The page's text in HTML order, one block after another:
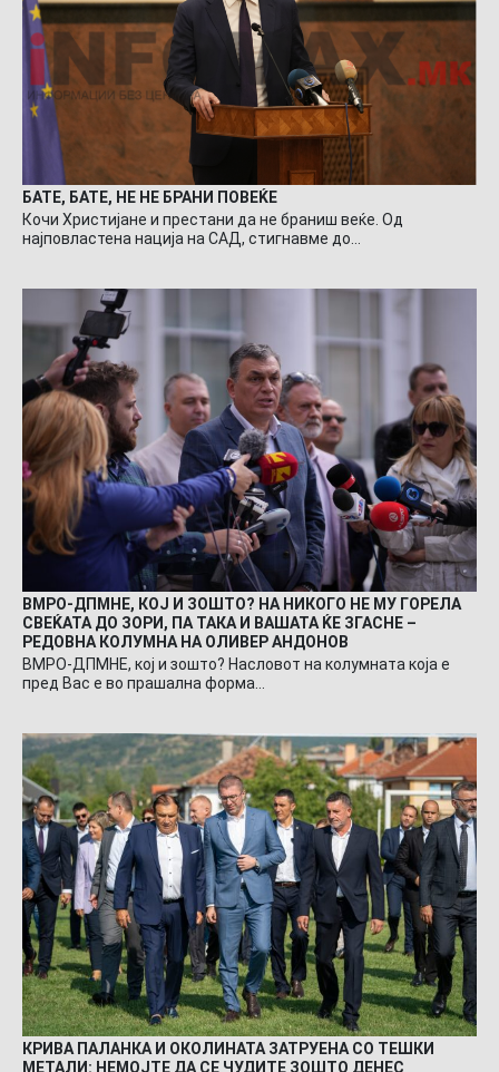
БАТЕ, БАТЕ, НЕ НЕ БРАНИ ПОВЕЌЕ
Кочи Христијане и престани да не браниш веќе. Од
најповластена нација на САД, стигнавме до…
ВМРО-ДПМНЕ, КОЈ И ЗОШТО? НА НИКОГО НЕ МУ ГОРЕЛА
СВЕЌАТА ДО ЗОРИ, ПА ТАКА И ВАШАТА ЌЕ ЗГАСНЕ –
РЕДОВНА КОЛУМНА НА ОЛИВЕР АНДОНОВ
ВМРО-ДПМНЕ, кој и зошто? Насловот на колумната која е
пред Вас е во прашална форма…
КРИВА ПАЛАНКА И ОКОЛИНАТА ЗАТРУЕНА СО ТЕШКИ
МЕТАЛИ: НЕМОЈТЕ ДА СЕ ЧУДИТЕ ЗОШТО ДЕНЕС